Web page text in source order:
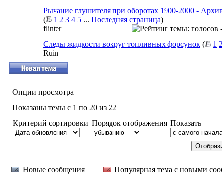
Рычание глушителя при оборотах 1900-2000 -
(
1 2 3 4 5 ... Последняя страница)
flinter
Следы жидкости вокруг топливных форсунок ( 1 2
Ruin
Опции просмотра
Показаны темы с 1 по 20 из 22
Критерий сортировки Порядок отображения Показать
Новые сообщения
Популярная тема с новыми